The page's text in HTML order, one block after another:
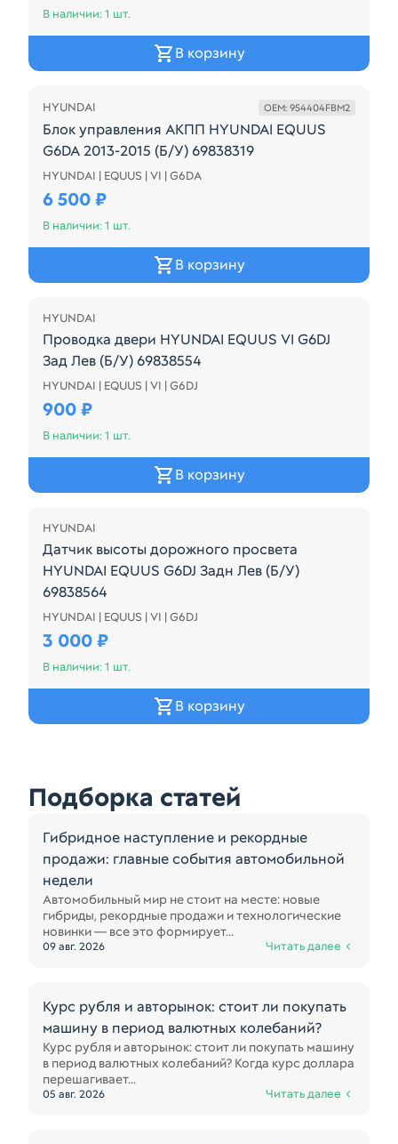
В наличии: 1 шт.
В корзину
HYUNDAI OEM: 954404FBM2
Блок управления АКПП HYUNDAI EQUUS
G6DA 2013-2015 (Б/У) 69838319
954404FBM2 HYUNDAI EQUUS G6DA 2013-2015
HYUNDAI | EQUUS | VI | G6DA
6 500 ₽
В наличии: 1 шт.
В корзину
HYUNDAI
Проводка двери HYUNDAI EQUUS VI G6DJ
Зад Лев (Б/У) 69838554
916543N010
HYUNDAI | EQUUS | VI | G6DJ
900 ₽
В наличии: 1 шт.
В корзину
HYUNDAI
Датчик высоты дорожного просвета
HYUNDAI EQUUS G6DJ Задн Лев (Б/У)
69838564
РЕСТАЙЛ
HYUNDAI | EQUUS | VI | G6DJ
3 000 ₽
В наличии: 1 шт.
В корзину
Подборка статей
Гибридное наступление и рекордные
продажи: главные события автомобильной
недели
Автомобильный мир не стоит на месте: новые
гибриды, рекордные продажи и технологические
новинки — все это формирует...
09 авг. 2026 Читать далее
Курс рубля и авторынок: стоит ли покупать
машину в период валютных колебаний?
Курс рубля и авторынок: стоит ли покупать машину
в период валютных колебаний? Когда курс доллара
перешагивает...
05 авг. 2026 Читать далее